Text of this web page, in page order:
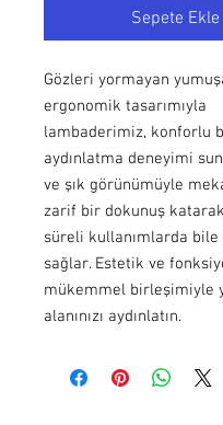
Sepete Ekle
Gözleri yormayan
ergonomik tasarımıyla
lambaderimiz, konforlu
aydınlatma deneyimi
ve şık görünümüyle
zarif bir dokunuş
süreli kullanımlarda bile
sağlar. Estetik ve
mükemmel birleşimiyle
alanınızı aydınlatın.